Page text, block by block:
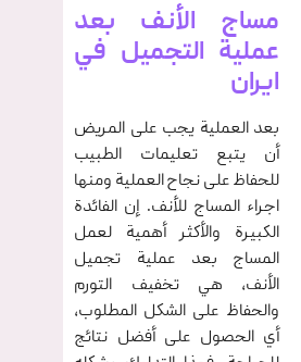
مساج الأنف بعد
عملية التجميل في
ایران
بعد العملية يجب على المريض
أن يتبع تعليمات الطبيب
للحفاظ على نجاح العملية ومنها
اجراء المساج للأنف. إن الفائدة
الكبيرة والأكثر أهمية لعمل
المساج بعد عملية تجميل
الأنف، هي تخفيف التورم
والحفاظ على الشكل المطلوب،
أي الحصول على أفضل نتائج